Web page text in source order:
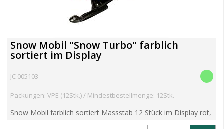
Snow Mobil "Snow Turbo" farblich
sortiert im Display
JC 005103
Packungen: VPE (12Stk.) / Mindestbestellmenge: 12Stk.
Snow Mobil farblich sortiert Massstab 12 Stück im Display rot,
gelb, schwarz, orange Pull Back Motor Metall und Kunststoff